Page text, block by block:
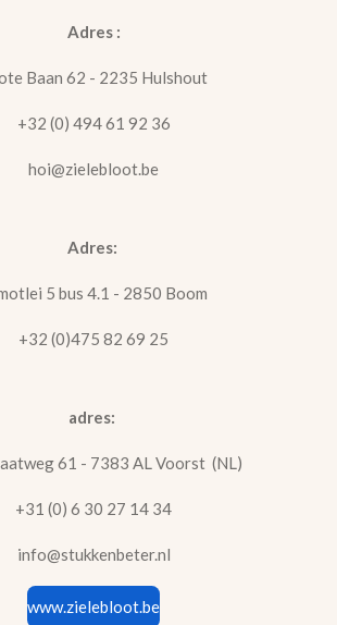
Adres :
Baan 62 - 2235 Hulshout
+32 (0) 494 61 92 36
hoi@zielebloot.be
Adres:
5 bus 4.1 - 2850 Boom
+32 (0)475 82 69 25
adres:
61 - 7383 AL Voorst (NL)
+31 (0) 6 30 27 14 34
info@stukkenbeter.nl
www.zielebloot.be